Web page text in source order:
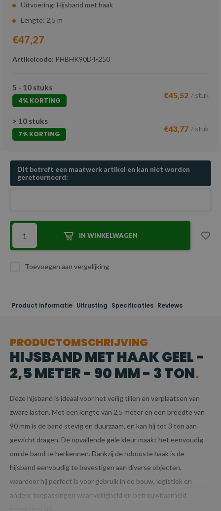
Uitvoering: Hijsband met haak
Lengte: 2,5 m
€47,27
Artikelcode: PHBHK90D4-250
5 - 10 stuks
4% KORTING
€45,52 / stuk
> 10 stuks
7% KORTING
€43,77 / stuk
Dit betreft een maatwerk artikel en kan niet worden
geretourneerd:
IN WINKELWAGEN
Toevoegen aan vergelijking
Product informatie Uitrusting Specificaties Reviews
PRODUCTOMSCHRIJVING
HIJSBAND MET HAAK GEEL -
2,5 METER - 90 MM - 3 TON
Deze hijsband is ideaal voor het veilig tillen en verplaatsen van
zware lasten. Met een lengte van 2,5 meter en een breedte van
90 mm is de band stevig en duurzaam, en kan hij tot 3 ton aan
gewicht dragen. De opvallende gele kleur maakt het eenvoudig
om de band te herkennen. Dankzij de robuuste haak is de
hijsband eenvoudig te bevestigen aan diverse objecten,
waardoor hij perfect is voor gebruik in de bouw, logistiek en
andere toepassingen waar veiligheid en betrouwbaarheid